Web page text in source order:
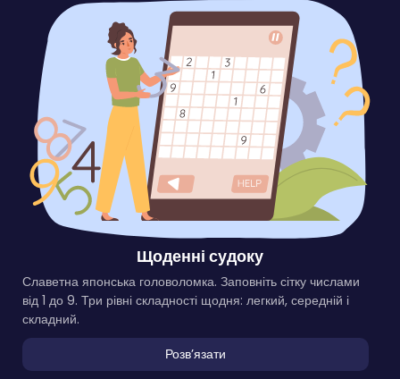
Щоденні судоку
Славетна японська головоломка. Заповніть сітку числами
від 1 до 9. Три рівні складності щодня: легкий, середній і
складний.
Розвʼязати